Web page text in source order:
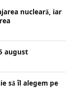
nucleară, iar
august
să îl alegem pe